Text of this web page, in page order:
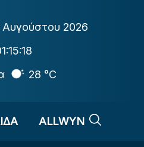
Αυγούστου 2026
28 °C
ALLWYN